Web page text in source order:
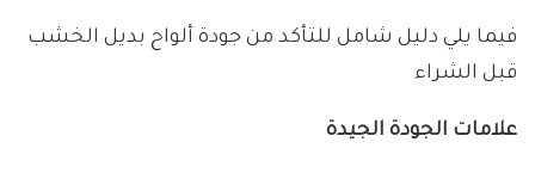
فيما يلي دليل شامل للتأكد من جودة ألواح بديل الخشب
قبل الشراء
علامات الجودة الجيدة